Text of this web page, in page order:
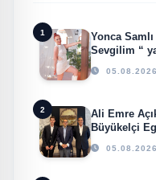
1
Yonca
Sevgilim “
05.08.2026
2
Ali Emre
Büyükelçi
05.08.2026